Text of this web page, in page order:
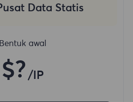
Data Statis
Bentuk awal
$? /IP